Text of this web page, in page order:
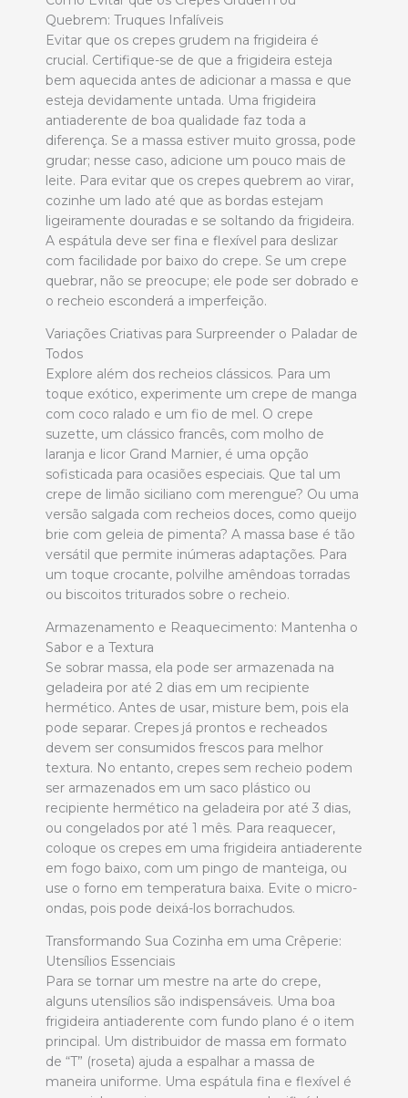
Quebrem: Truques Infalíveis
Evitar que os crepes grudem na frigideira é
crucial. Certifique-se de que a frigideira esteja
bem aquecida antes de adicionar a massa e que
esteja devidamente untada. Uma frigideira
antiaderente de boa qualidade faz toda a
diferença. Se a massa estiver muito grossa, pode
grudar; nesse caso, adicione um pouco mais de
leite. Para evitar que os crepes quebrem ao virar,
cozinhe um lado até que as bordas estejam
ligeiramente douradas e se soltando da frigideira.
A espátula deve ser fina e flexível para deslizar
com facilidade por baixo do crepe. Se um crepe
quebrar, não se preocupe; ele pode ser dobrado e
o recheio esconderá a imperfeição.
Variações Criativas para Surpreender o Paladar de
Todos
Explore além dos recheios clássicos. Para um
toque exótico, experimente um crepe de manga
com coco ralado e um fio de mel. O crepe
suzette, um clássico francês, com molho de
laranja e licor Grand Marnier, é uma opção
sofisticada para ocasiões especiais. Que tal um
crepe de limão siciliano com merengue? Ou uma
versão salgada com recheios doces, como queijo
brie com geleia de pimenta? A massa base é tão
versátil que permite inúmeras adaptações. Para
um toque crocante, polvilhe amêndoas torradas
ou biscoitos triturados sobre o recheio.
Armazenamento e Reaquecimento: Mantenha o
Sabor e a Textura
Se sobrar massa, ela pode ser armazenada na
geladeira por até 2 dias em um recipiente
hermético. Antes de usar, misture bem, pois ela
pode separar. Crepes já prontos e recheados
devem ser consumidos frescos para melhor
textura. No entanto, crepes sem recheio podem
ser armazenados em um saco plástico ou
recipiente hermético na geladeira por até 3 dias,
ou congelados por até 1 mês. Para reaquecer,
coloque os crepes em uma frigideira antiaderente
em fogo baixo, com um pingo de manteiga, ou
use o forno em temperatura baixa. Evite o micro-
ondas, pois pode deixá-los borrachudos.
Transformando Sua Cozinha em uma Crêperie:
Utensílios Essenciais
Para se tornar um mestre na arte do crepe,
alguns utensílios são indispensáveis. Uma boa
frigideira antiaderente com fundo plano é o item
principal. Um distribuidor de massa em formato
de “T” (roseta) ajuda a espalhar a massa de
maneira uniforme. Uma espátula fina e flexível é